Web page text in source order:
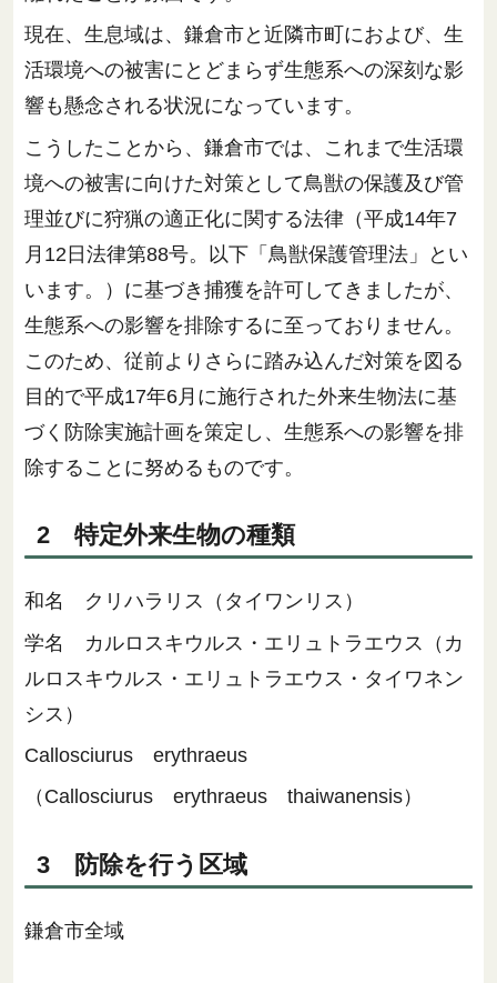
現在、生息域は、鎌倉市と近隣市町におよび、生
活環境への被害にとどまらず生態系への深刻な影
響も懸念される状況になっています。
こうしたことから、鎌倉市では、これまで生活環
境への被害に向けた対策として鳥獣の保護及び管
理並びに狩猟の適正化に関する法律（平成14年7
月12日法律第88号。以下「鳥獣保護管理法」とい
います。）に基づき捕獲を許可してきましたが、
生態系への影響を排除するに至っておりません。
このため、従前よりさらに踏み込んだ対策を図る
目的で平成17年6月に施行された外来生物法に基
づく防除実施計画を策定し、生態系への影響を排
除することに努めるものです。
2 特定外来生物の種類
和名 クリハラリス（タイワンリス）
学名 カルロスキウルス・エリュトラエウス（カ
ルロスキウルス・エリュトラエウス・タイワネン
シス）
Callosciurus erythraeus
（Callosciurus erythraeus thaiwanensis）
3 防除を行う区域
鎌倉市全域